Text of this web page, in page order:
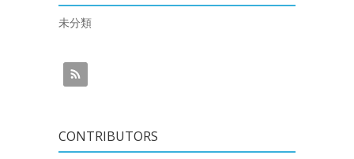
未分類
CONTRIBUTORS